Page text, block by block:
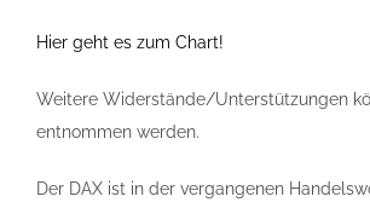
Hier geht es zum Chart!
Weitere Widerstände/Unterstützungen
entnommen werden.
Der DAX ist in der vergangenen